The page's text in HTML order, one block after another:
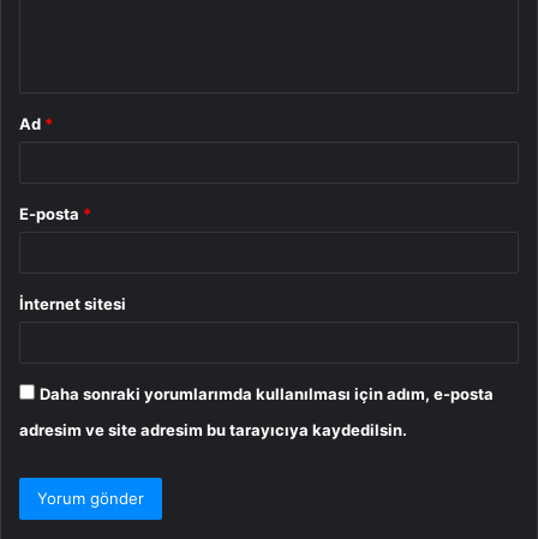
Ad *
E-posta *
İnternet sitesi
Daha sonraki yorumlarımda kullanılması için adım, e-posta
adresim ve site adresim bu tarayıcıya kaydedilsin.